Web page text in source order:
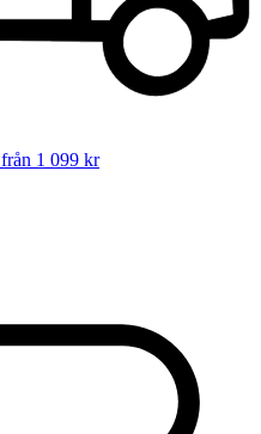
från 1 099 kr